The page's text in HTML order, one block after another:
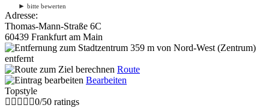
► bitte bewerten
Adresse:
Thomas-Mann-Straße 6C
60439 Frankfurt am Main
359 m von Nord-West (Zentrum)
entfernt
Route
Bearbeiten
Topstyle
0/50 ratings